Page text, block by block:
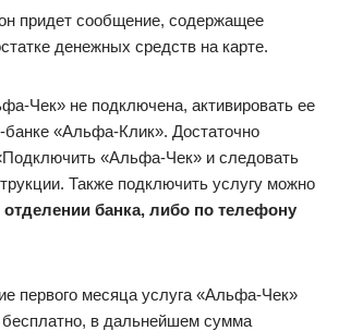
придет сообщение, содержащее
денежных средств на карте.
Чек» не подключена, активировать ее
банке «Альфа-Клик». Достаточно
«Альфа-Чек» и следовать
Также подключить услугу можно
отделении банка, либо по телефону
первого месяца услуга «Альфа-Чек»
бесплатно, в дальнейшем сумма